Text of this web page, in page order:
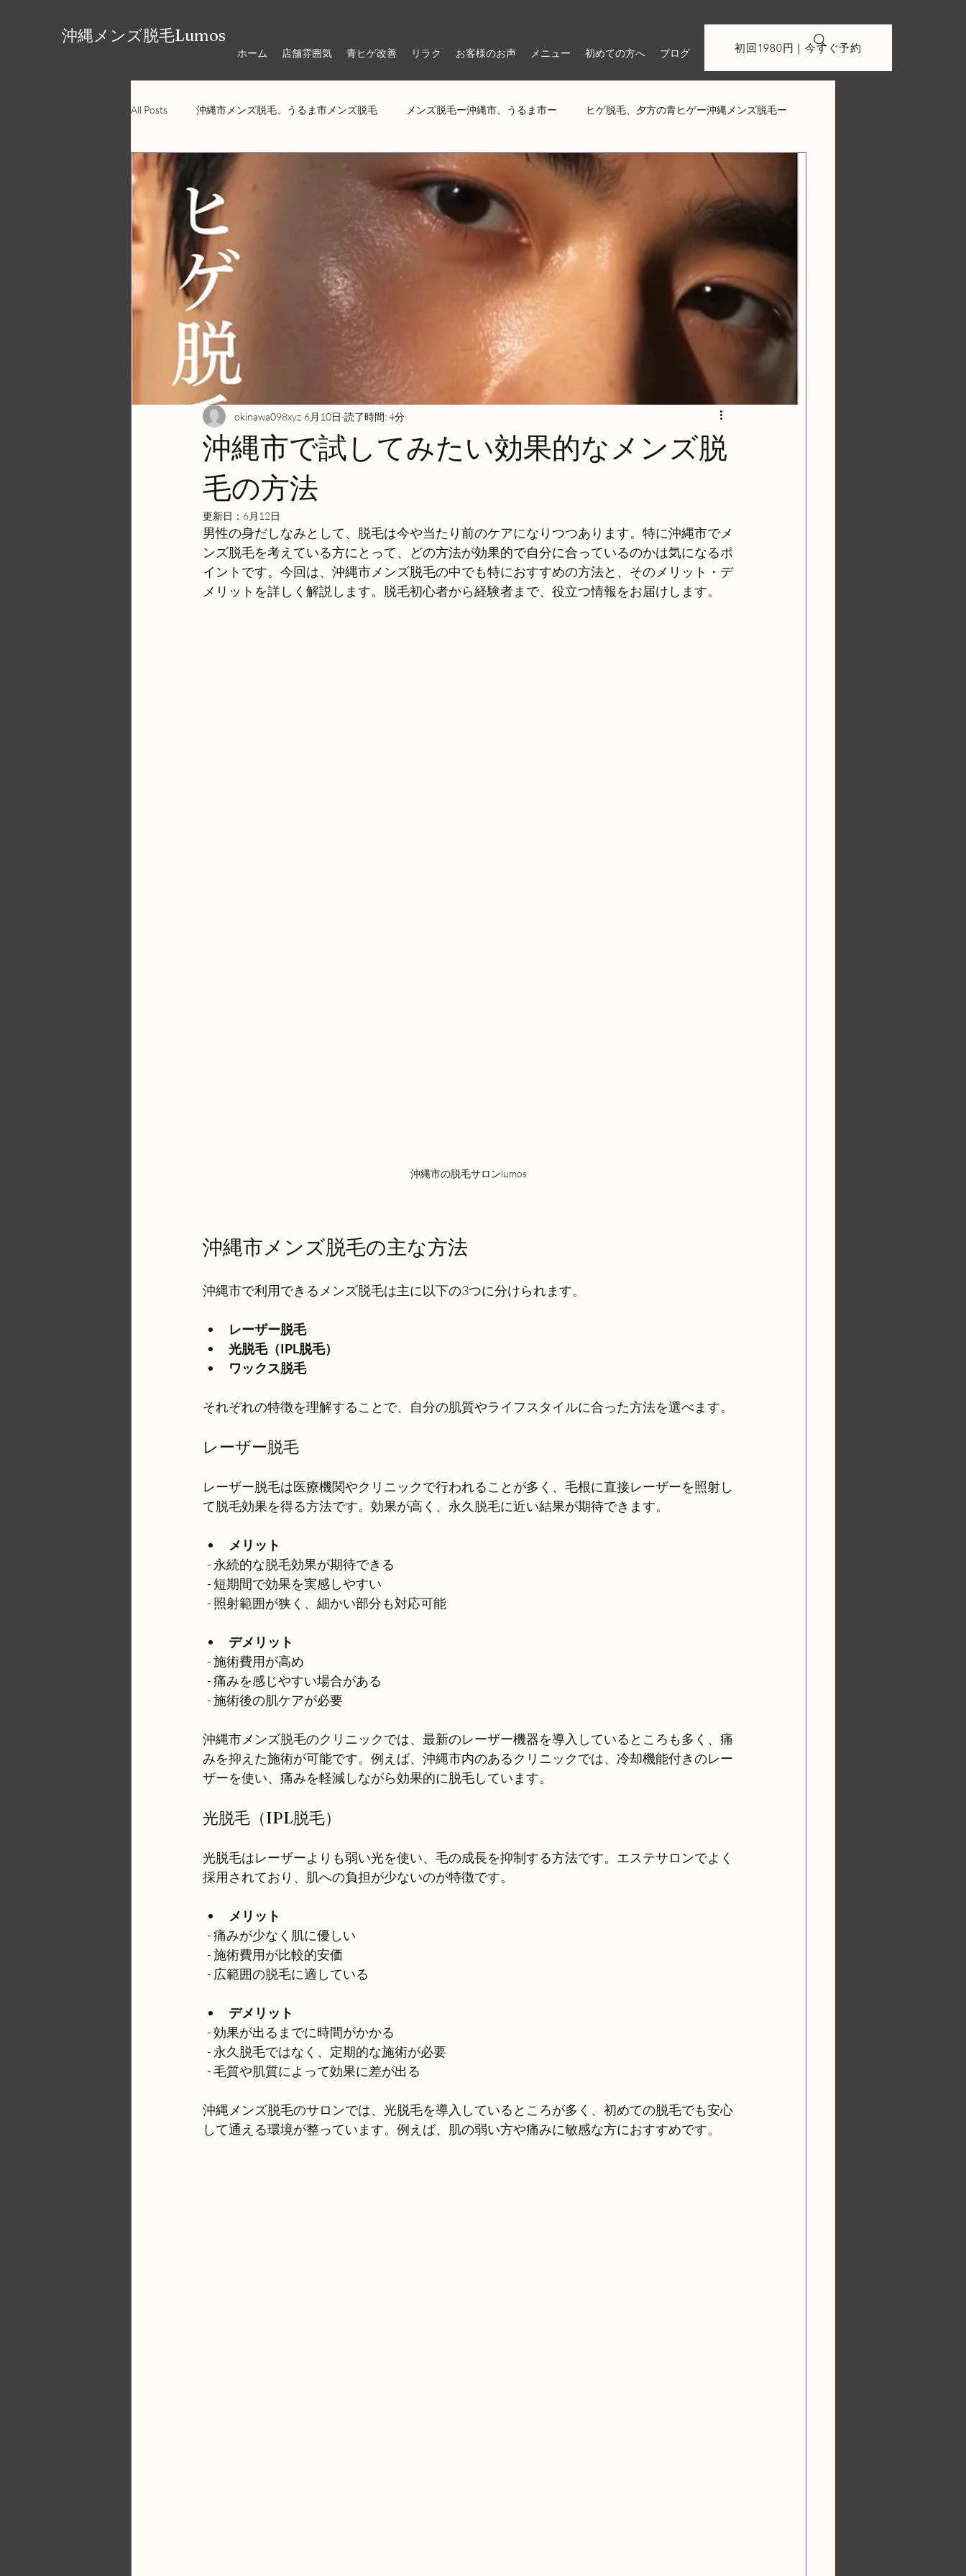
沖縄メンズ脱毛Lumos
ホーム 店舗雰囲気 青ヒゲ改善 リラク お客様のお声 メニュー 初めての方へ ブログ 初回1980円｜今すぐ予約
All Posts 沖縄市メンズ脱毛、うるま市メンズ脱毛 メンズ脱毛ー沖縄市、うるま市ー ヒゲ脱毛、夕方の青ヒゲー沖縄メンズ脱毛ー
ヘッドスパ、リラクゼーション、オイルマッサージ ヒゲ脱毛、夕方の青ヒゲ、メンズ脱毛、
沖縄市で試してみたい効果的なメンズ脱
毛の方法
okinawa098xyz 6月10日 読了時間: 4分
更新日： 6月12日
男性の身だしなみとして、脱毛は今や当たり前のケアになりつつあります。特に沖縄市でメ
ンズ脱毛を考えている方にとって、どの方法が効果的で自分に合っているのかは気になるポ
イントです。今回は、沖縄市メンズ脱毛の中でも特におすすめの方法と、そのメリット・デ
メリットを詳しく解説します。脱毛初心者から経験者まで、役立つ情報をお届けします。
沖縄市の脱毛サロンlumos
沖縄市メンズ脱毛の主な方法
沖縄市で利用できるメンズ脱毛は主に以下の3つに分けられます。
レーザー脱毛
光脱毛（IPL脱毛）
ワックス脱毛
それぞれの特徴を理解することで、自分の肌質やライフスタイルに合った方法を選べます。
レーザー脱毛
レーザー脱毛は医療機関やクリニックで行われることが多く、毛根に直接レーザーを照射し
て脱毛効果を得る方法です。効果が高く、永久脱毛に近い結果が期待できます。
メリット
  - 永続的な脱毛効果が期待できる
  - 短期間で効果を実感しやすい
  - 照射範囲が狭く、細かい部分も対応可能
デメリット
  - 施術費用が高め
  - 痛みを感じやすい場合がある
  - 施術後の肌ケアが必要
沖縄市メンズ脱毛のクリニックでは、最新のレーザー機器を導入しているところも多く、痛
みを抑えた施術が可能です。例えば、沖縄市内のあるクリニックでは、冷却機能付きのレー
ザーを使い、痛みを軽減しながら効果的に脱毛しています。
光脱毛（IPL脱毛）
光脱毛はレーザーよりも弱い光を使い、毛の成長を抑制する方法です。エステサロンでよく
採用されており、肌への負担が少ないのが特徴です。
メリット
  - 痛みが少なく肌に優しい
  - 施術費用が比較的安価
  - 広範囲の脱毛に適している
デメリット
  - 効果が出るまでに時間がかかる
  - 永久脱毛ではなく、定期的な施術が必要
  - 毛質や肌質によって効果に差が出る
沖縄メンズ脱毛のサロンでは、光脱毛を導入しているところが多く、初めての脱毛でも安心
して通える環境が整っています。例えば、肌の弱い方や痛みに敏感な方におすすめです。